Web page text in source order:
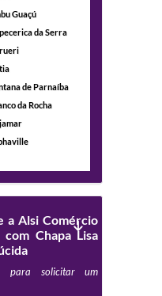
Guaçú
da Serra
de Parnaíba
da Rocha
a Alsi Comércio
Chapa Lisa
para solicitar um